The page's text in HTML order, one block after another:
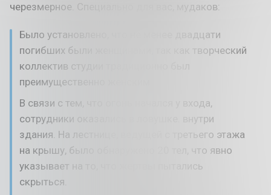
черезмерное. Специально для вас, мудаков:
Было установлено, что не менее двадцати
погибших были женщинами, так как творческий
коллектив студии традиционно был
преимущественно женским.
В связи с тем, что огонь начался у входа,
сотрудники оказались в ловушке. внутри
здания. На лестнице, ведущей с третьего этажа
на крышу, было обнаружено 20 тел, что явно
указывает на то, что жертвы пытались
скрыться.